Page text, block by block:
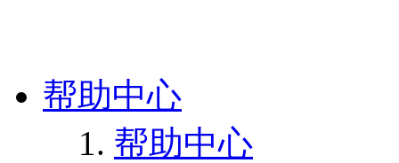
帮助中心
帮助中心